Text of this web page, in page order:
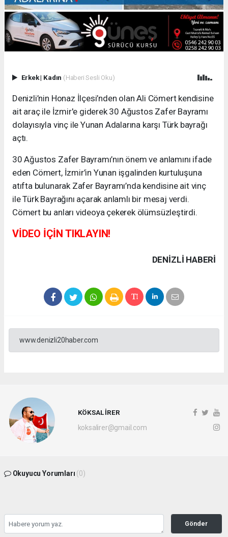
Erkek| Kadın (Haberi Sesli Oku)
Denizli’nin Honaz İlçesi’nden olan Ali Cömert kendisine
ait araç ile İzmir'e giderek 30 Ağustos Zafer Bayramı
dolayısıyla vinç ile Yunan Adalarına karşı Türk bayrağı
açtı.
30 Ağustos Zafer Bayramı’nın önem ve anlamını ifade
eden Cömert, İzmir’in Yunan işgalinden kurtuluşuna
atıfta bulunarak Zafer Bayramı’nda kendisine ait vinç
ile Türk Bayrağını açarak anlamlı bir mesaj verdi.
Cömert bu anları videoya çekerek ölümsüzleştirdi.
VİDEO İÇİN TIKLAYIN!
DENIZLI HABERİ
www.denizli20haber.com
KÖKSAL İRER
koksalirer@gmail.com
Okuyucu Yorumları (0)
Gönder